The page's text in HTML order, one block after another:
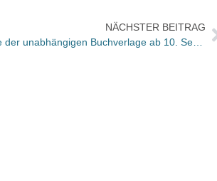
NÄCHSTER BEITRAG